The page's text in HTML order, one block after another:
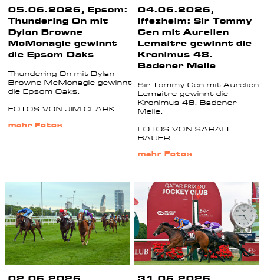
05.06.2026, Epsom:
Thundering On mit
Dylan Browne
McMonagle gewinnt
die Epsom Oaks
Thundering On mit Dylan
Browne McMonagle gewinnt
die Epsom Oaks.
FOTOS VON JIM CLARK
mehr Fotos
04.06.2026,
Iffezheim: Sir Tommy
Cen mit Aurelien
Lemaitre gewinnt die
Kronimus 48.
Badener Meile
Sir Tommy Cen mit Aurelien
Lemaitre gewinnt die
Kronimus 48. Badener
Meile.
FOTOS VON SARAH
BAUER
mehr Fotos